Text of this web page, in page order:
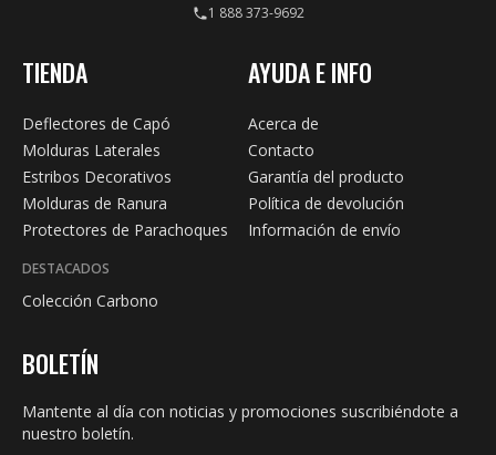
1 888 373-9692
TIENDA
Deflectores de Capó
Molduras Laterales
Estribos Decorativos
Molduras de Ranura
Protectores de Parachoques
DESTACADOS
Colección Carbono
AYUDA E INFO
Acerca de
Contacto
Garantía del producto
Política de devolución
Información de envío
BOLETÍN
Mantente al día con noticias y promociones suscribiéndote a
nuestro boletín.